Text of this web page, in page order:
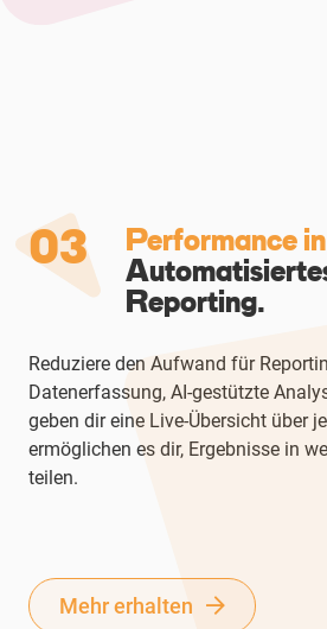
03
Performance
Reporting.
Reduziere den Aufwand für
Datenerfassung, AI-gestützte
geben dir eine Live-Übersicht über
ermöglichen es dir, Ergebnisse in
teilen.
Mehr erhalten